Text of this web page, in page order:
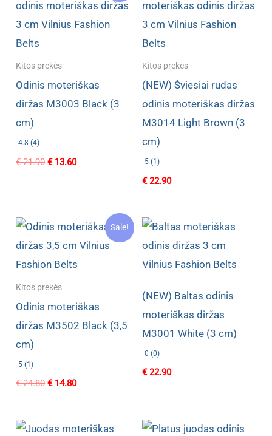
Kitos prekės
Odinis moteriškas
diržas M3003 Black (3
cm)
4.8 (4)
€21.90 Original
€13.60Current
Kitos prekės
(NEW) Šviesiai rudas
odinis moteriškas diržas
M3014 Light Brown (3
cm)
5 (1)
€22.90
Sale!
Kitos prekės
Odinis moteriškas
diržas M3502 Black (3,5
cm)
5 (1)
€24.80 Original
€14.80Current
(NEW) Baltas odinis
moteriškas diržas
M3001 White (3 cm)
0 (0)
€22.90